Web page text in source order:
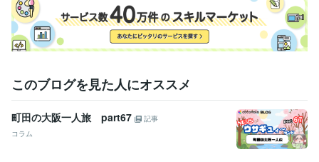
このブログを見た人にオススメ
町田の大阪一人旅 part67
記事
コラム